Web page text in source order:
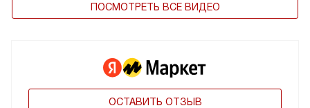
ПОСМОТРЕТЬ ВСЕ ВИДЕО
ОСТАВИТЬ ОТЗЫВ